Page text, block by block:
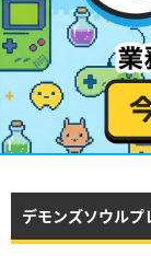
デモンズソウルプ